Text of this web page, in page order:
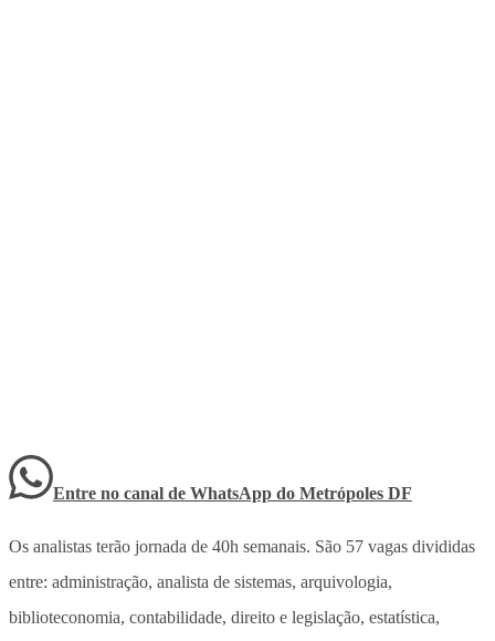
Entre no canal de WhatsApp do Metrópoles DF
Os analistas terão jornada de 40h semanais. São 57 vagas divididas
entre: administração, analista de sistemas, arquivologia,
biblioteconomia, contabilidade, direito e legislação, estatística,